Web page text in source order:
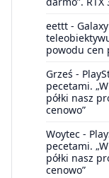
eettt -
powodu cen
Grześ -
pecetami.
półki nasz
cenowo”
Woytec -
pecetami.
półki nasz
cenowo”